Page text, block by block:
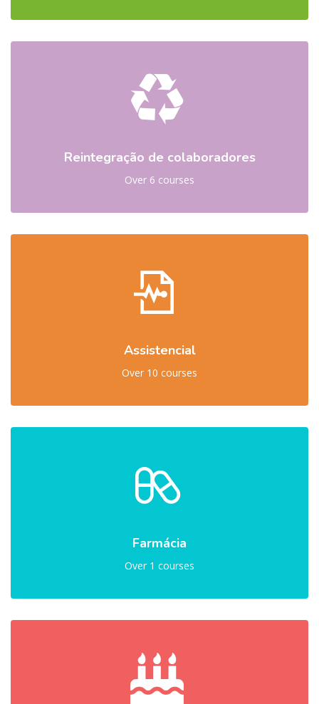
Reintegração de colaboradores
Over 6 courses
Assistencial
Over 10 courses
Farmácia
Over 1 courses